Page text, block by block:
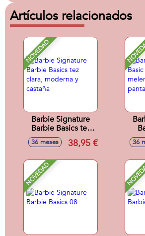
Artículos relacionados
NOVEDAD
Barbie Signature
Barbie Basics tez
clara, moderna y
castaña
36 meses 38,95 € 36
NOVEDAD